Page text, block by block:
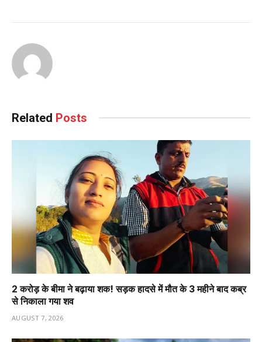
Related Posts
2 करोड़ के बीमा ने बढ़ाया शक! सड़क हादसे में मौत के 3 महीने बाद कब्र
से निकाला गया शव
AUGUST 7, 2026